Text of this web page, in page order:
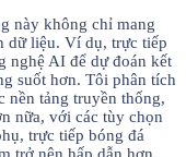
này không chỉ mang
dữ liệu. Ví dụ, trực tiếp
nghệ AI để dự đoán kết
suốt hơn. Tôi phân tích
nền tảng truyền thống,
nữa, với các tùy chọn
trực tiếp bóng đá